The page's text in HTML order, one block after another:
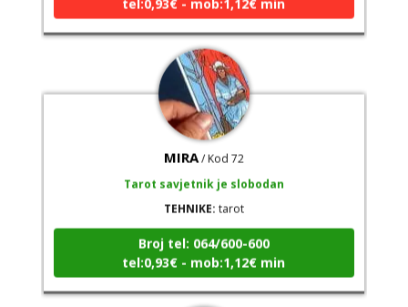
MIRA/ Kod 72
TEHNIKE: tarot
Broj tel: 064/600-600
tel:0,93€ - mob:1,12€ min